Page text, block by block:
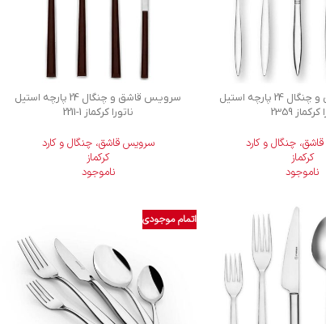
سرویس قاشق و چنگال 24 پارچه استیل
کرکماز 2359
چنگال و کارد
کرکماز
ناموجود
سرویس قاشق و چنگال 24 پارچه استیل
ناتورا کرکماز 2211-1
سرویس قاشق، چنگال و کارد
کرکماز
ناموجود
اتمام موجودی